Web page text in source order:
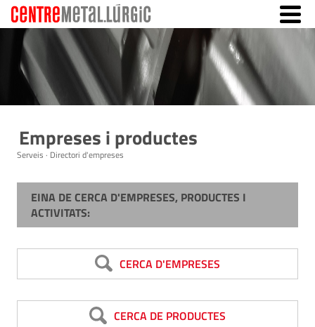
Empreses i productes
Serveis · Directori d'empreses
EINA DE CERCA D'EMPRESES, PRODUCTES I
ACTIVITATS:
CERCA D'EMPRESES
CERCA DE PRODUCTES